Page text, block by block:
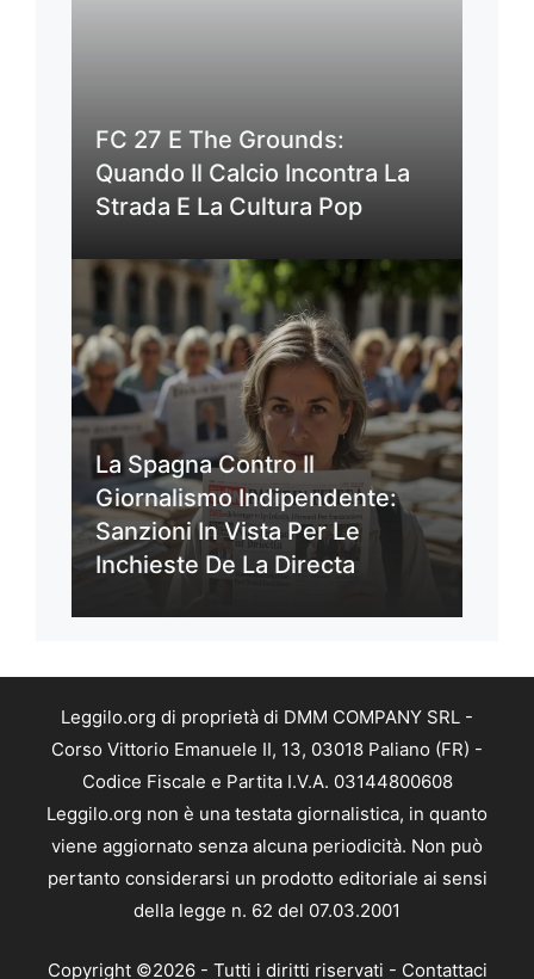
FC 27 E The Grounds:
Quando Il Calcio Incontra La
Strada E La Cultura Pop
La Spagna Contro Il
Giornalismo Indipendente:
Sanzioni In Vista Per Le
Inchieste De La Directa
Leggilo.org di proprietà di DMM COMPANY SRL -
Corso Vittorio Emanuele II, 13, 03018 Paliano (FR) -
Codice Fiscale e Partita I.V.A. 03144800608
Leggilo.org non è una testata giornalistica, in quanto
viene aggiornato senza alcuna periodicità. Non può
pertanto considerarsi un prodotto editoriale ai sensi
della legge n. 62 del 07.03.2001
Copyright ©2026 - Tutti i diritti riservati - Contattaci